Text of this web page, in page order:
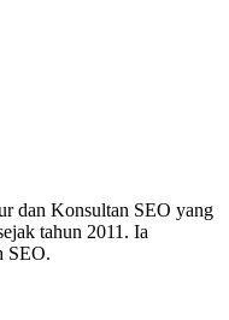
dan Konsultan SEO yang
tahun 2011. Ia
SEO.